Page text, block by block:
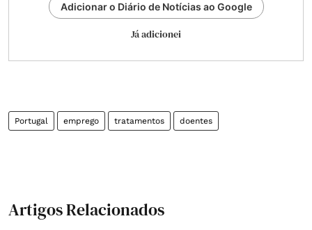
Adicionar o Diário de Notícias ao Google
Já adicionei
Portugal emprego tratamentos doentes
Artigos Relacionados